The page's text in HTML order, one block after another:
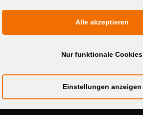
MEDIADATEN
Alle akzeptieren
Nur funktionale Cookies
Einstellungen anzeigen